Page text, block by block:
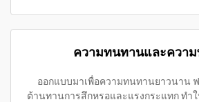
ความทนทานและควา
ออกแบบมาเพื่อความทนทานยาวนาน
ต้านทานการสึกหรอและแรงกระแทก ท